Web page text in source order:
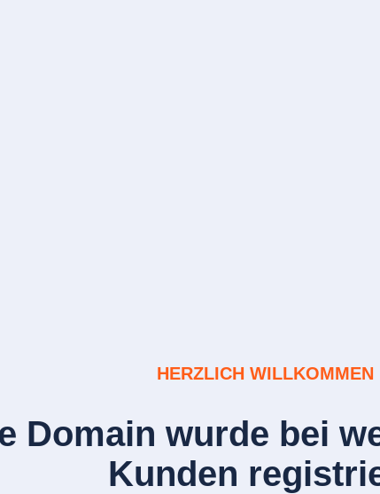
HERZLICH WILLKOMMEN
Domain wurde bei
Kunden